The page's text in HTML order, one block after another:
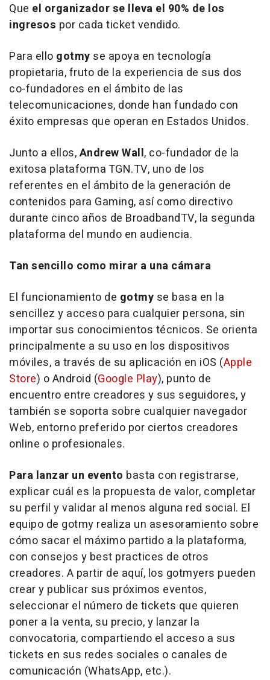
Que el organizador se lleva el 90% de los
ingresos por cada ticket vendido.
Para ello gotmy se apoya en tecnología
propietaria, fruto de la experiencia de sus dos
co-fundadores en el ámbito de las
telecomunicaciones, donde han fundado con
éxito empresas que operan en Estados Unidos.
Junto a ellos,Andrew Wall, co-fundador de la
exitosa plataforma TGN.TV, uno de los
referentes en el ámbito de la generación de
contenidos para Gaming, así como directivo
durante cinco años de BroadbandTV, la segunda
plataforma del mundo en audiencia.
Tan sencillo como mirar a una cámara
El funcionamiento de gotmy se basa en la
sencillez y acceso para cualquier persona, sin
importar sus conocimientos técnicos. Se orienta
principalmente a su uso en los dispositivos
móviles, a través de su aplicación en iOS (Apple
Store) o Android (Google Play), punto de
encuentro entre creadores y sus seguidores, y
también se soporta sobre cualquier navegador
Web, entorno preferido por ciertos creadores
online o profesionales.
Para lanzar un evento basta con registrarse,
explicar cuál es la propuesta de valor, completar
su perfil y validar al menos alguna red social. El
equipo de gotmy realiza un asesoramiento sobre
cómo sacar el máximo partido a la plataforma,
con consejos y best practices de otros
creadores. A partir de aquí, los gotmyers pueden
crear y publicar sus próximos eventos,
seleccionar el número de tickets que quieren
poner a la venta, su precio, y lanzar la
convocatoria, compartiendo el acceso a sus
tickets en sus redes sociales o canales de
comunicación (WhatsApp, etc.).